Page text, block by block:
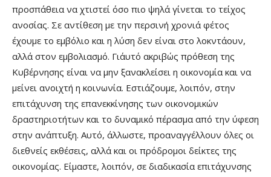
προσπάθεια να χτιστεί όσο πιο ψηλά γίνεται το τείχος
ανοσίας. Σε αντίθεση με την περσινή χρονιά φέτος
έχουμε το εμβόλιο και η λύση δεν είναι στο λοκντάουν,
αλλά στον εμβολιασμό. Γι΄αυτό ακριβώς πρόθεση της
Κυβέρνησης είναι να μην ξανακλείσει η οικονομία και να
μείνει ανοιχτή η κοινωνία. Εστιάζουμε, λοιπόν, στην
επιτάχυνση της επανεκκίνησης των οικονομικών
δραστηριοτήτων και το δυναμικό πέρασμα από την ύφεση
στην ανάπτυξη. Αυτό, άλλωστε, προαναγγέλλουν όλες οι
διεθνείς εκθέσεις, αλλά και οι πρόδρομοι δείκτες της
οικονομίας. Είμαστε, λοιπόν, σε διαδικασία επιτάχυνσης